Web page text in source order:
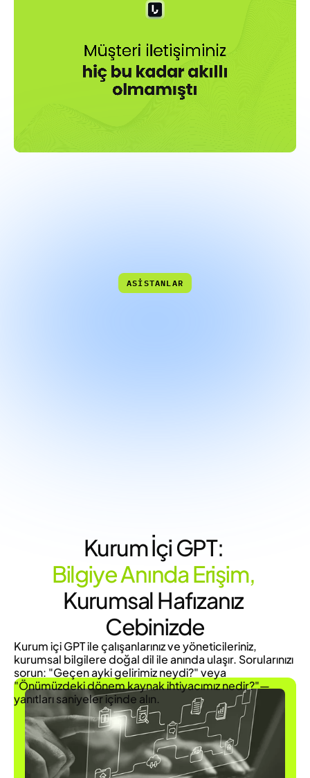
ASİSTANLAR
Kurum İçi GPT:
Kurumsal Hafızanız
Cebinizde
Kurum içi GPT ile çalışanlarınız ve yöneticileriniz,
kurumsal bilgilere doğal dil ile anında ulaşır. Sorularınızı
sorun: "Geçen ayki gelirimiz neydi?" veya
"Önümüzdeki dönem kaynak ihtiyacımız nedir?"—
yanıtları saniyeler içinde alın.